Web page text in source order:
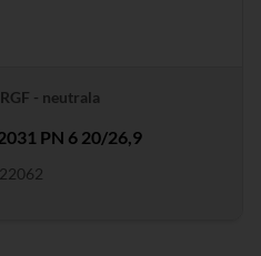
- neutrala
PN 6 20/26,9